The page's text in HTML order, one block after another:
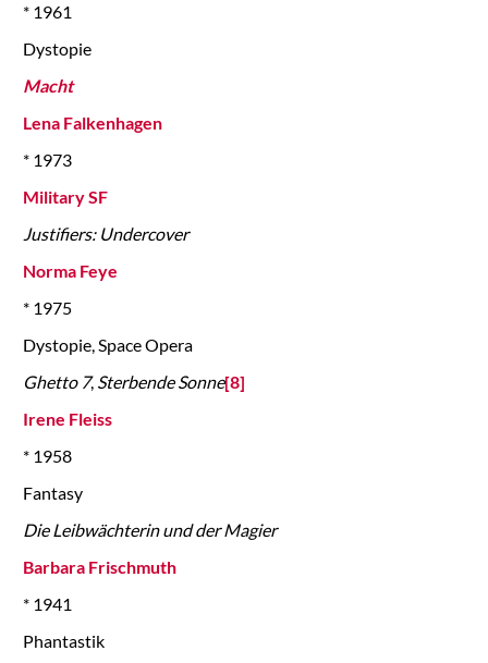
* 1961
Dystopie
Macht
Lena Falkenhagen
* 1973
Military SF
Justifiers: Undercover
Norma Feye
* 1975
Dystopie, Space Opera
Ghetto 7, Sterbende Sonne[8]
Irene Fleiss
* 1958
Fantasy
Die Leibwächterin und der Magier
Barbara Frischmuth
* 1941
Phantastik